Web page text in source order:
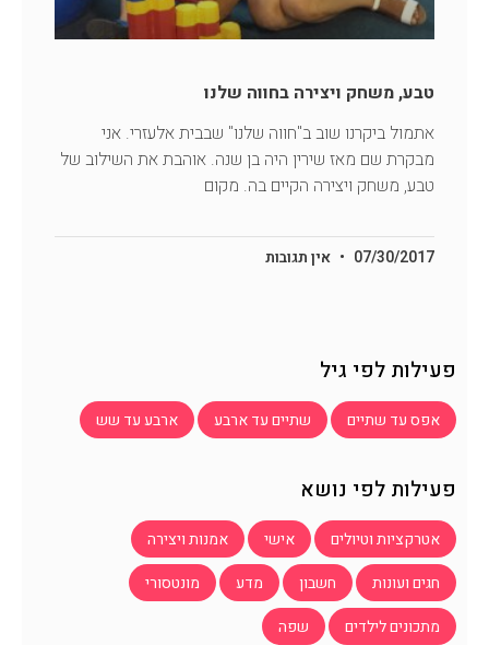
טבע, משחק ויצירה בחווה שלנו
אתמול ביקרנו שוב ב"חווה שלנו" שבבית אלעזרי. אני
מבקרת שם מאז שירין היה בן שנה. אוהבת את השילוב של
טבע, משחק ויצירה הקיים בה. מקום
07/30/2017 אין תגובות
פעילות לפי גיל
אפס עד שתיים שתיים עד ארבע ארבע עד שש
פעילות לפי נושא
אטרקציות וטיולים אישי
אמנות ויצירה
חגים ועונות
חשבון מדע
מונטסורי
מתכונים לילדים
שפה